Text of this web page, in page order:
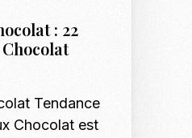
: 22
Tendance
Chocolat est